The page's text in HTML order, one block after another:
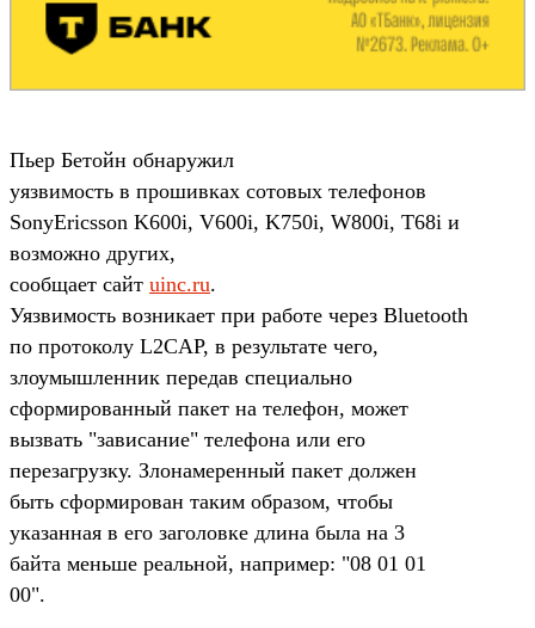
Пьер Бетойн обнаружил
уязвимость в прошивках сотовых телефонов
SonyEricsson K600i, V600i, K750i, W800i, T68i и
возможно других,
сообщает сайт uinc.ru.
Уязвимость возникает при работе через Bluetooth
по протоколу L2CAP, в результате чего,
злоумышленник передав специально
сформированный пакет на телефон, может
вызвать "зависание" телефона или его
перезагрузку. Злонамеренный пакет должен
быть сформирован таким образом, чтобы
указанная в его заголовке длина была на 3
байта меньше реальной, например: "08 01 01
00".